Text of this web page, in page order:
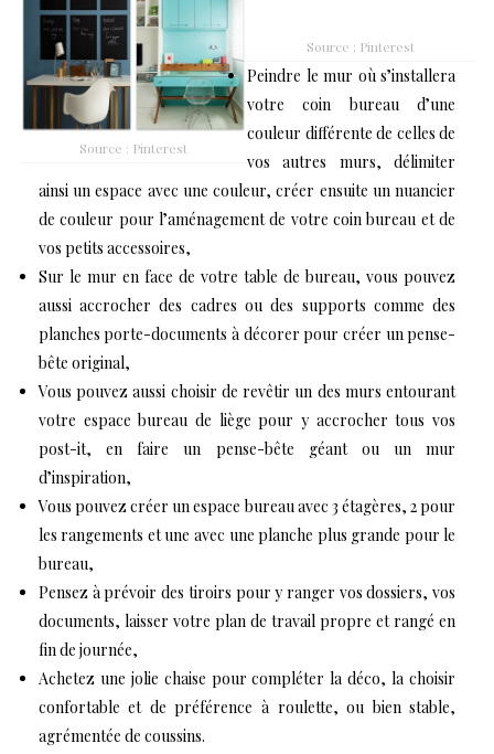
Source : Pinterest
Source : Pinterest
Peindre le mur où s’installera
votre coin bureau d’une
couleur différente de celles de
vos autres murs, délimiter
ainsi un espace avec une couleur, créer ensuite un nuancier
de couleur pour l’aménagement de votre coin bureau et de
vos petits accessoires,
Sur le mur en face de votre table de bureau, vous pouvez
aussi accrocher des cadres ou des supports comme des
planches porte-documents à décorer pour créer un pense-
bête original,
Vous pouvez aussi choisir de revêtir un des murs entourant
votre espace bureau de liège pour y accrocher tous vos
post-it, en faire un pense-bête géant ou un mur
d’inspiration,
Vous pouvez créer un espace bureau avec 3 étagères, 2 pour
les rangements et une avec une planche plus grande pour le
bureau,
Pensez à prévoir des tiroirs pour y ranger vos dossiers, vos
documents, laisser votre plan de travail propre et rangé en
fin de journée,
Achetez une jolie chaise pour compléter la déco, la choisir
confortable et de préférence à roulette, ou bien stable,
agrémentée de coussins.